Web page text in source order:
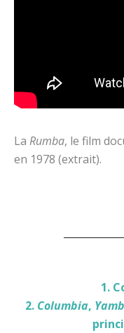
La Rumba, le film
en 1978 (extrait).
1.
2. Columbia,